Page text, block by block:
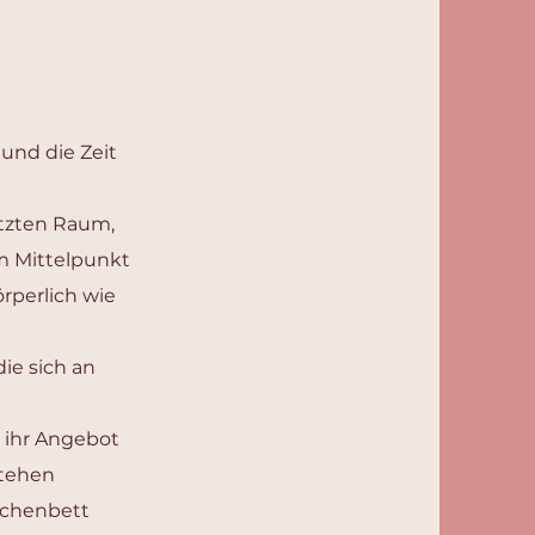
die Zeit
Raum,
Mittelpunkt
wie
sich an
ihr Angebot